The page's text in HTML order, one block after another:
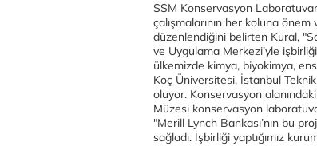
SSM Konservasyon
çalışmalarının her koluna
düzenlendiğini belirten Kural,
ve Uygulama Merkezi’yle
ülkemizde kimya, biyokimya,
Koç Üniversitesi, İstanbul
oluyor. Konservasyon
Müzesi konservasyon
"Merill Lynch Bankası’nın bu
sağladı. İşbirliği yaptığımız